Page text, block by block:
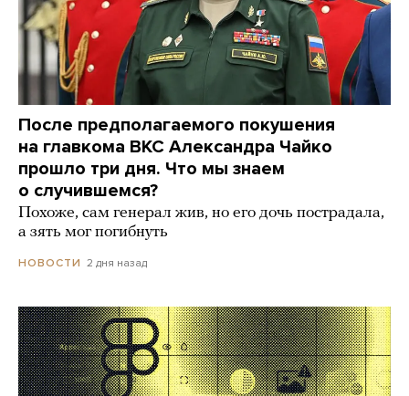
После предполагаемого покушения
на главкома ВКС Александра Чайко
прошло три дня. Что мы знаем
о случившемся?
Похоже, сам генерал жив, но его дочь пострадала,
а зять мог погибнуть
НОВОСТИ 2 дня назад